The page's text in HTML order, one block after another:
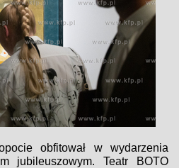
obfitował w wydarzenia
jubileuszowym. Teatr BOTO